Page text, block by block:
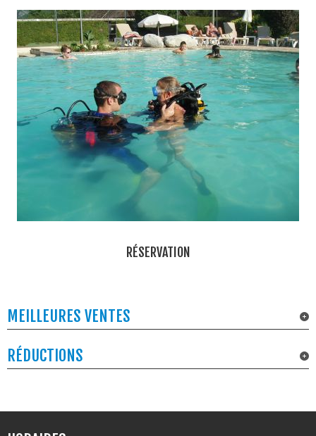
RÉSERVATION
MEILLEURES VENTES
RÉDUCTIONS